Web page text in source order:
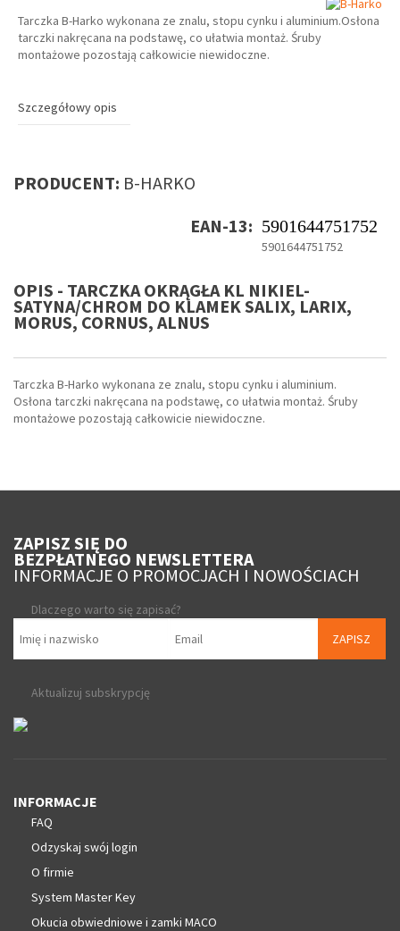
Tarczka B-Harko wykonana ze znalu, stopu cynku i aluminium.Osłona
tarczki nakręcana na podstawę, co ułatwia montaż. Śruby
montażowe pozostają całkowicie niewidoczne.
Szczegółowy opis
PRODUCENT: B-HARKO
EAN-13: 5901644751752
5901644751752
OPIS - TARCZKA OKRĄGŁA KL NIKIEL-
SATYNA/CHROM DO KLAMEK SALIX, LARIX,
MORUS, CORNUS, ALNUS
Tarczka B-Harko wykonana ze znalu, stopu cynku i aluminium.
Osłona tarczki nakręcana na podstawę, co ułatwia montaż. Śruby
montażowe pozostają całkowicie niewidoczne.
ZAPISZ SIĘ DO
BEZPŁATNEGO NEWSLETTERA
INFORMACJE O PROMOCJACH I NOWOŚCIACH
Dlaczego warto się zapisać?
ZAPISZ
Aktualizuj subskrypcję
INFORMACJE
FAQ
Odzyskaj swój login
O firmie
System Master Key
Okucia obwiedniowe i zamki MACO